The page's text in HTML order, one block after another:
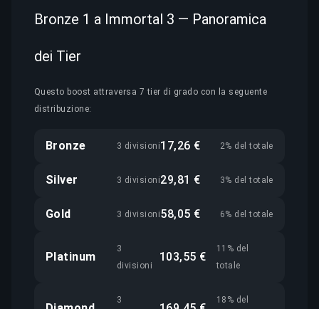
Bronze 1 a Immortal 3 — Panoramica
dei Tier
Questo boost attraversa 7 tier di grado con la seguente
distribuzione:
Bronze 3 divisioni17,26 € 2% del totale
Silver 3 divisioni29,81 € 3% del totale
Gold 3 divisioni58,05 € 6% del totale
Platinum
3
divisioni
103,55 €
11% del
totale
3 18% del